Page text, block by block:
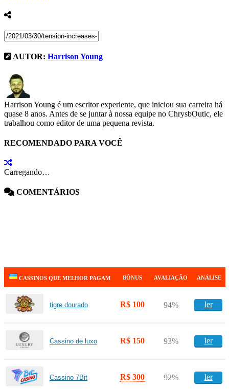
AUTOR: Harrison Young
Harrison Young é um escritor experiente, que iniciou sua carreira há
quase 8 anos. Antes de se juntar à nossa equipe no ChrysbOutic, ele
trabalhou como editor de uma pequena revista.
RECOMENDADO PARA VOCÊ
Carregando…
COMENTÁRIOS
CASSINOS QUE MELHOR PAGAM BÔNUS AVALIAÇÃO ANÁLISE
tigre dourado R$ 100 94% ler
Cassino de luxo R$ 150 93% ler
Cassino 7Bit R$ 300 92% ler